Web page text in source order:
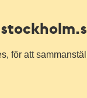
för att